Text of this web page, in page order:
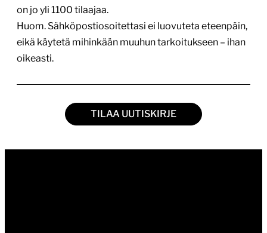
on jo yli 1100 tilaajaa.
Huom. Sähköpostiosoitettasi ei luovuteta eteenpäin,
eikä käytetä mihinkään muuhun tarkoitukseen – ihan
oikeasti.
TILAA UUTISKIRJE